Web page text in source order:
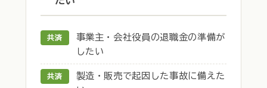
共済
事業主・会社役員の退職金の準備が
したい
共済
製造・販売で起因した事故に備えた